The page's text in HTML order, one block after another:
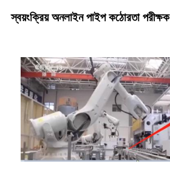
স্বয়ংক্রিয় অনলাইন পাইপ কঠোরতা পরীক্ষক